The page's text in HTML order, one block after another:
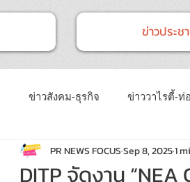
ข่าวประ
ข่าวสังคม-ธุรกิจ ข่าววาไรตี้-ท่
านประชุม-อบรมสัมมนา ข่าวทั่วไป
DITP จัดงาน
PR NEWS FOCUSSep 8, 20251